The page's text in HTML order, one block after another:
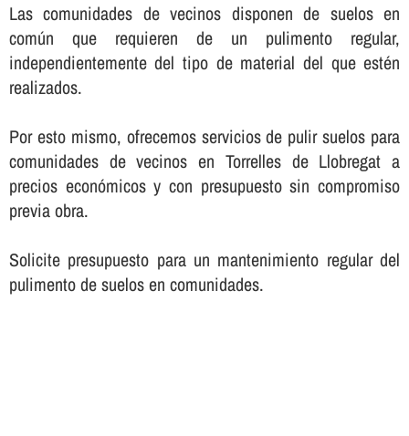
Las comunidades de vecinos disponen de suelos en
común que requieren de un pulimento regular,
independientemente del tipo de material del que estén
realizados.
Por esto mismo, ofrecemos servicios de pulir suelos para
comunidades de vecinos en Torrelles de Llobregat a
precios económicos y con presupuesto sin compromiso
previa obra.
Solicite presupuesto para un mantenimiento regular del
pulimento de suelos en comunidades.